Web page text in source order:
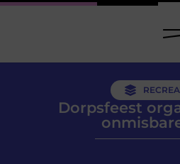
Dorpsfeest